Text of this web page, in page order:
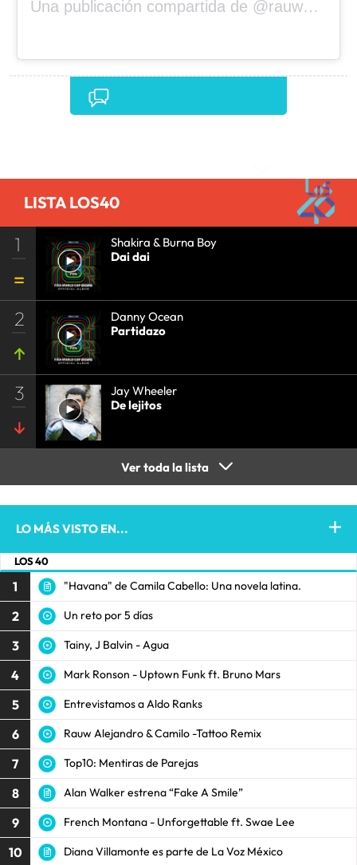
Una publicación compartida de @rauwalejandro
LISTA LOS40
1
Shakira & Burna Boy
Dai dai
2
Danny Ocean
Partidazo
3
Jay Wheeler
De lejitos
Ver toda la lista
LO MÁS VISTO EN...
LOS 40
1 "Havana" de Camila Cabello: Una novela latina.
2 Un reto por 5 días
3 Tainy, J Balvin - Agua
4 Mark Ronson - Uptown Funk ft. Bruno Mars
5 Entrevistamos a Aldo Ranks
6 Rauw Alejandro & Camilo -Tattoo Remix
7 Top10: Mentiras de Parejas
8 Alan Walker estrena “Fake A Smile”
9 French Montana - Unforgettable ft. Swae Lee
10 Diana Villamonte es parte de La Voz México